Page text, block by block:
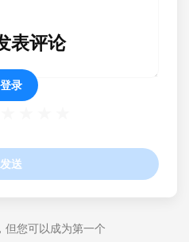
发送
表评论
登录
但您可以成为第一个